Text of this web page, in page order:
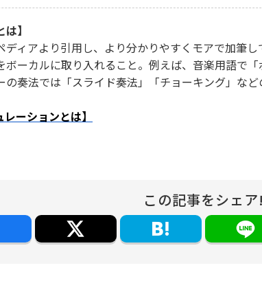
】
ディアより引用し、より分かりやすくモアで加筆し
ボーカルに取り入れること。例えば、音楽用語で
の奏法では「スライド奏法」「チョーキング」な
レーションとは】
この記事をシェア!